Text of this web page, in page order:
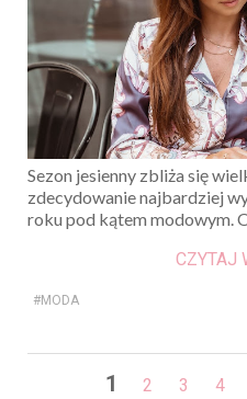
Sezon jesienny zbliża się
zdecydowanie najbardziej
roku pod kątem modowym.
CZYTAJ
#MODA
1 2 3 4